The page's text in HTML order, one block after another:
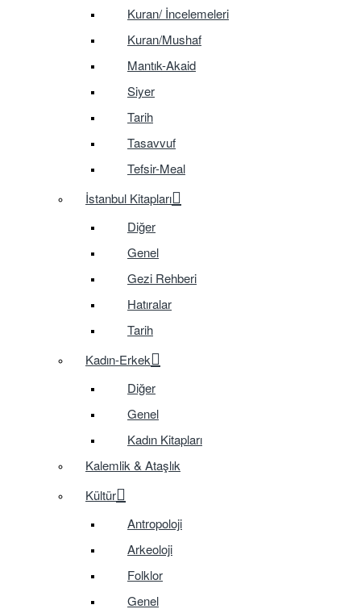
Kuran/ İncelemeleri
Kuran/Mushaf
Mantık-Akaid
Siyer
Tarih
Tasavvuf
Tefsir-Meal
İstanbul Kitapları
Diğer
Genel
Gezi Rehberi
Hatıralar
Tarih
Kadın-Erkek
Diğer
Genel
Kadın Kitapları
Kalemlik & Ataşlık
Kültür
Antropoloji
Arkeoloji
Folklor
Genel